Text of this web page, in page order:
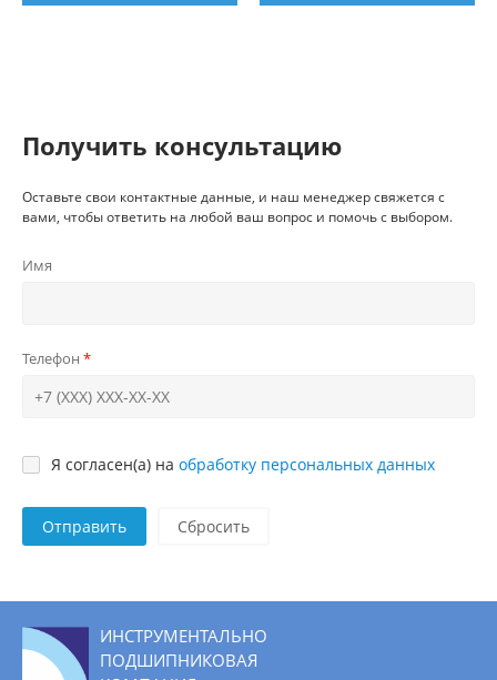
Получить консультацию
Оставьте свои контактные данные, и наш менеджер свяжется с
вами, чтобы ответить на любой ваш вопрос и помочь с выбором.
Имя
Телефон
Я согласен(а) на обработку персональных данных
Отправить
ИНСТРУМЕНТАЛЬНО
ПОДШИПНИКОВАЯ